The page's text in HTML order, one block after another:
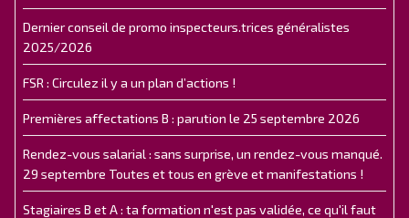
Dernier conseil de promo inspecteurs.trices généralistes
2025/2026
FSR : Circulez il y a un plan d’actions !
Premières affectations B : parution le 25 septembre 2026
Rendez-vous salarial : sans surprise, un rendez-vous manqué.
29 septembre Toutes et tous en grève et manifestations !
Stagiaires B et A : ta formation n'est pas validée, ce qu'il faut